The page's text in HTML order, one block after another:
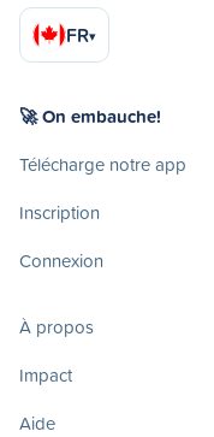
FR▾
🚀 On embauche!
Télécharge notre app
Inscription
Connexion
À propos
Impact
Aide